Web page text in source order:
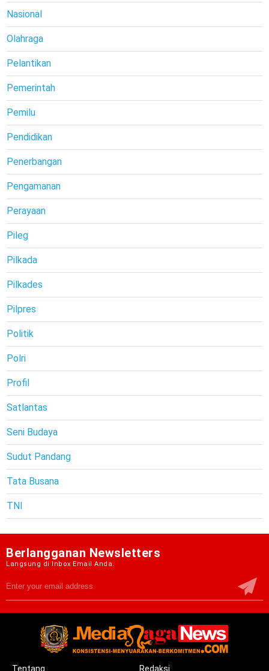
Nasional
Olahraga
Pelantikan
Pemerintah
Pemilu
Pendidikan
Penerbangan
Pengamanan
Perayaan
Pileg
Pilkada
Pilkades
Pilpres
Politik
Polri
Profil
Satlantas
Seni Budaya
Sudut Pandang
Tata Busana
TNI
Berlangganan Newsletters
Langsung di Inbox Email Anda.
Tentang Redaksi